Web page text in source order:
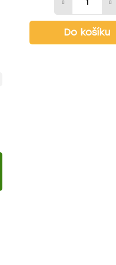
Do košíku